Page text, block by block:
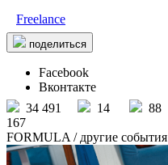
Freelance
поделиться
Facebook
Вконтакте
34 491
14
88
167
FORMULA / другие события